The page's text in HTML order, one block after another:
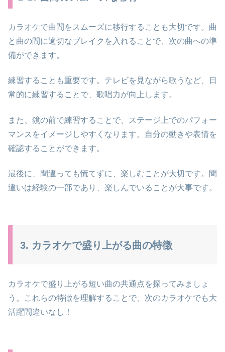
カラオケで曲間をスムーズに移行することも大切です。曲
と曲の間に適切なブレイクを入れることで、次の曲への準
備ができます。
練習することも重要です。テレビを見ながら歌うなど、日
常的に練習することで、歌唱力が向上します。
また、鏡の前で練習することで、ステージ上でのパフォー
マンスをイメージしやすくなります。自分の動きや表情を
確認することができます。
最後に、間違っても慌てずに、楽しむことが大切です。間
違いは経験の一部であり、楽しんでいることが大事です。
3. カラオケで盛り上がる曲の特徴
カラオケで盛り上がる短い曲の共通点を探ってみましょ
う。これらの特徴を理解することで、次のカラオケでも大
活躍間違いなし！